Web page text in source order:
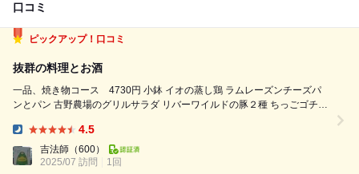
口コミ
ピックアップ！口コミ
抜群の料理とお酒
一品、焼き物コース 4730円 小鉢 イオの蒸し鶏 ラムレーズンチーズパ
ンとパン 古野農場のグリルサラダ リバーワイルドの豚２種 ちっごゴチ鶏
4.5
吉法師 （600）
2025/07 訪問
1回